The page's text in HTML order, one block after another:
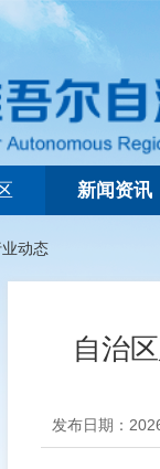
新闻资讯
动态
自治
发布日期：